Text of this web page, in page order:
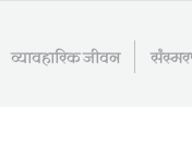
व्यावहारिक जीवन